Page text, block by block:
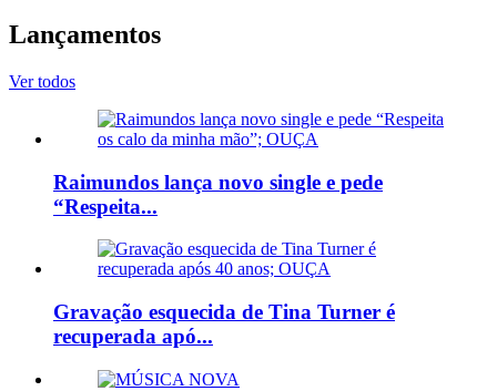
Lançamentos
Ver todos
Raimundos lança novo single e pede
“Respeita...
Gravação esquecida de Tina Turner é
recuperada apó...